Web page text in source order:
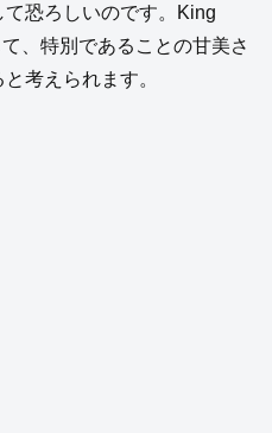
恐ろしいのです。King
、特別であることの甘美さ
考えられます。